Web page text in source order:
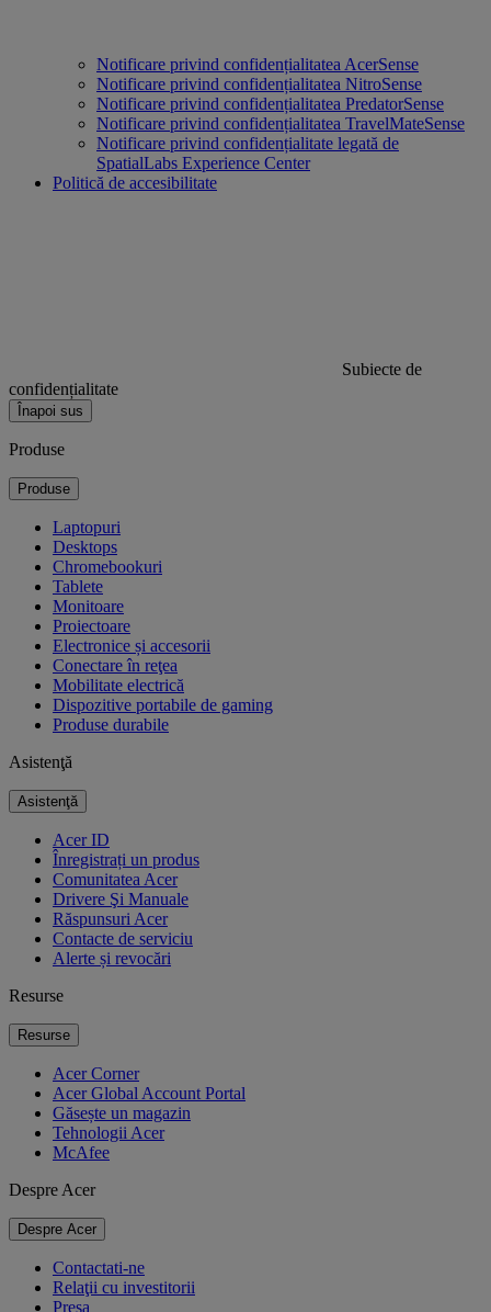
Notificare privind confidențialitatea AcerSense
Notificare privind confidențialitatea NitroSense
Notificare privind confidențialitatea PredatorSense
Notificare privind confidențialitatea TravelMateSense
Notificare privind confidențialitate legată de
SpatialLabs Experience Center
Politică de accesibilitate
Subiecte de
confidențialitate
Înapoi sus
Produse
Produse
Laptopuri
Desktops
Chromebookuri
Tablete
Monitoare
Proiectoare
Electronice și accesorii
Conectare în reţea
Mobilitate electrică
Dispozitive portabile de gaming
Produse durabile
Asistenţă
Asistenţă
Acer ID
Înregistrați un produs
Comunitatea Acer
Drivere Şi Manuale
Răspunsuri Acer
Contacte de serviciu
Alerte și revocări
Resurse
Resurse
Acer Corner
Acer Global Account Portal
Găsește un magazin
Tehnologii Acer
McAfee
Despre Acer
Despre Acer
Contactati-ne
Relaţii cu investitorii
Presa